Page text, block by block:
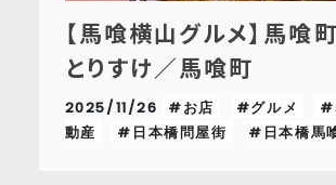
【馬喰横山グルメ】馬喰
とりすけ／馬喰町
2025/11/26 #お店 #グルメ
#
動産
#日本橋問屋街 #日本橋馬